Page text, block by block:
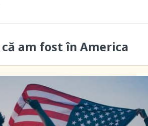
am fost în America